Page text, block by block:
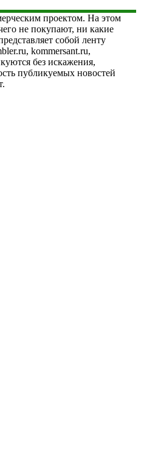
проектом. На этом
не покупают, ни какие
собой ленту
kommersant.ru,
без искажения,
публикуемых новостей